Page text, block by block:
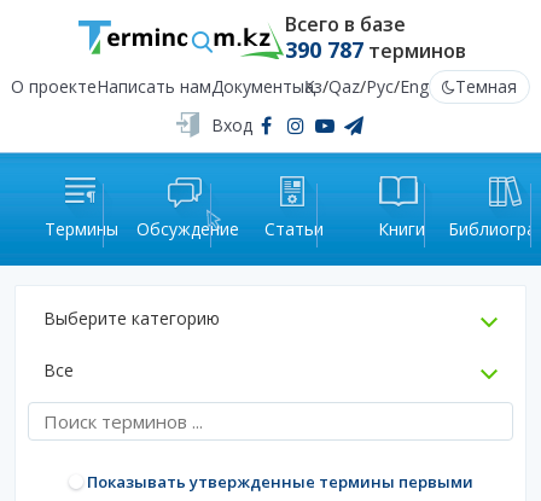
Всего в базе
390 787 терминов
О проектеНаписать намДокументыҚаз/Qaz/Рус/Eng
Темная
Вход
Термины Обсуждение Статьи Книги
Выберите категорию
Все
Показывать утвержденные термины первыми